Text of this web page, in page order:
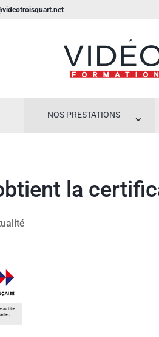
NOS PRESTATIONS
la